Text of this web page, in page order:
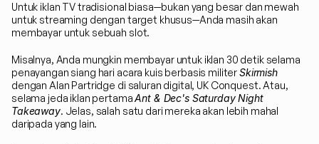
Untuk iklan TV tradisional biasa—bukan yang besar dan mewah
untuk streaming dengan target khusus—Anda masih akan
membayar untuk sebuah slot.
Misalnya, Anda mungkin membayar untuk iklan 30 detik selama
penayangan siang hari acara kuis berbasis militer Skirmish
dengan Alan Partridge di saluran digital, UK Conquest. Atau,
selama jeda iklan pertama Ant & Dec's Saturday Night
Takeaway. Jelas, salah satu dari mereka akan lebih mahal
daripada yang lain.